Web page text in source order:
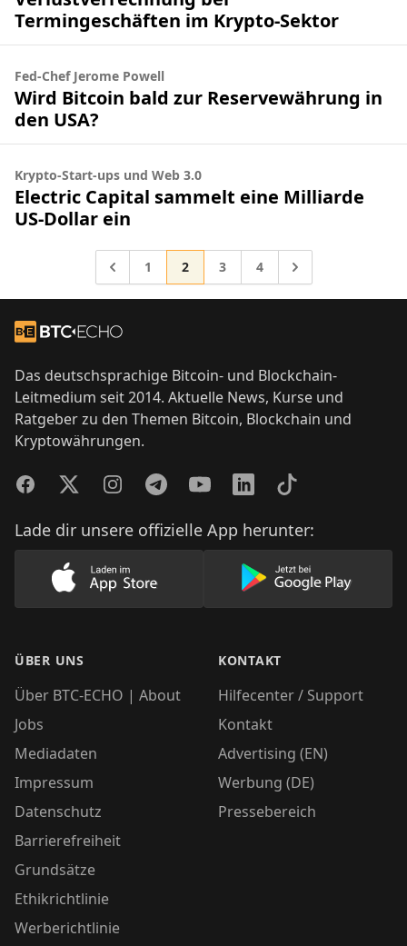
Termingeschäften im Krypto-Sektor
Fed-Chef Jerome Powell
Wird Bitcoin bald zur Reservewährung in
den USA?
Krypto-Start-ups und Web 3.0
Electric Capital sammelt eine Milliarde
US-Dollar ein
Gehe zu
Gehe zur Seite
1 Gehe zur Seite
2 Gehe zur Seite
3 Gehe zur Seite
4 Gehe zu
Zur Startseite
Das deutschsprachige Bitcoin- und Blockchain-
Leitmedium seit 2014. Aktuelle News, Kurse und
Ratgeber zu den Themen Bitcoin, Blockchain und
Kryptowährungen.
FacebookTwitterInstagramTelegramYouTubeLinkedInTikTok
Lade dir unsere offizielle App herunter:
Lade unsere App im AppStore herunter
Lade unsere
ÜBER UNS
Über BTC-ECHO | About
Jobs
Mediadaten
Impressum
Datenschutz
Barrierefreiheit
Grundsätze
Ethikrichtlinie
Werberichtlinie
KONTAKT
Hilfecenter / Support
Kontakt
Advertising (EN)
Werbung (DE)
Pressebereich